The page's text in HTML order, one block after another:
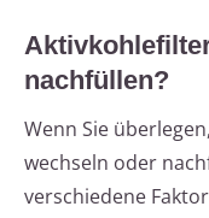
nachfüllen?
Wenn Sie
wechseln oder
verschiedene